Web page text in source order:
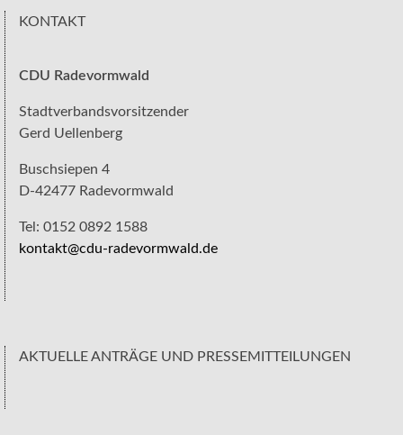
KONTAKT
CDU Radevormwald
Stadtverbandsvorsitzender
Gerd Uellenberg
Buschsiepen 4
D-42477 Radevormwald
Tel: 0152 0892 1588
kontakt@cdu-radevormwald.de
AKTUELLE ANTRÄGE UND PRESSEMITTEILUNGEN